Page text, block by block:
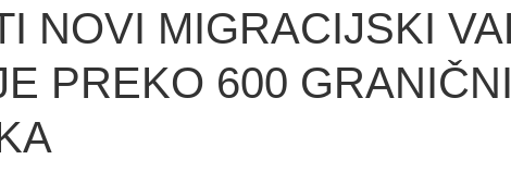
NOVI MIGRACIJSKI
PREKO 600